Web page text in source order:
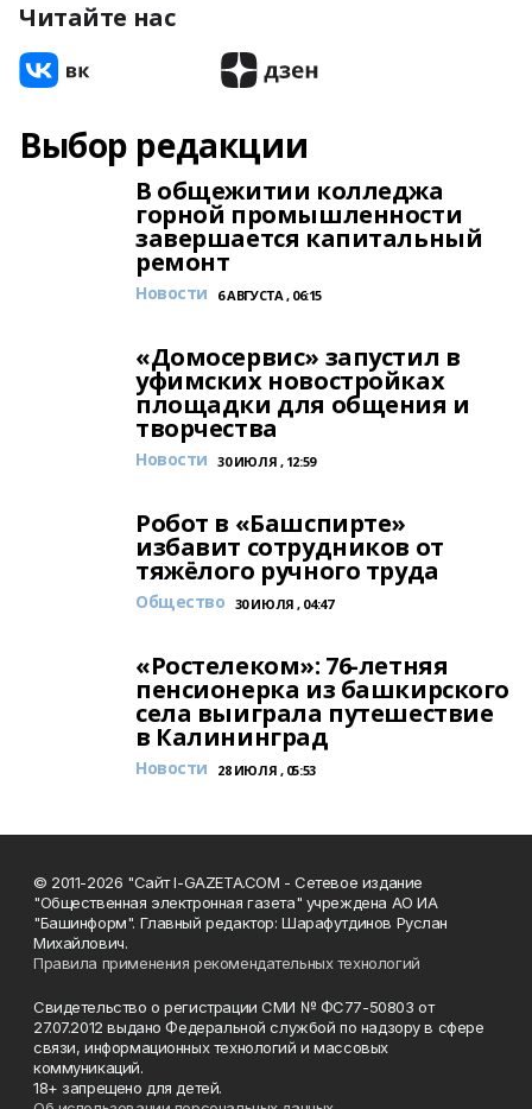
Читайте нас
Выбор редакции
В общежитии колледжа
горной промышленности
завершается капитальный
ремонт
Новости 6 АВГУСТА , 06:15
«Домосервис» запустил в
уфимских новостройках
площадки для общения и
творчества
Новости 30 ИЮЛЯ , 12:59
Робот в «Башспирте»
избавит сотрудников от
тяжёлого ручного труда
Общество 30 ИЮЛЯ , 04:47
«Ростелеком»: 76-летняя
пенсионерка из башкирского
села выиграла путешествие
в Калининград
Новости 28 ИЮЛЯ , 05:53
© 2011-2026 "Сайт I-GAZETA.COM - Сетевое издание
"Общественная электронная газета" учреждена АО ИА
"Башинформ". Главный редактор: Шарафутдинов Руслан
Михайлович.
Правила применения рекомендательных технологий
Свидетельство о регистрации СМИ № ФС77-50803 от
27.07.2012 выдано Федеральной службой по надзору в сфере
связи, информационных технологий и массовых
коммуникаций.
18+ запрещено для детей.